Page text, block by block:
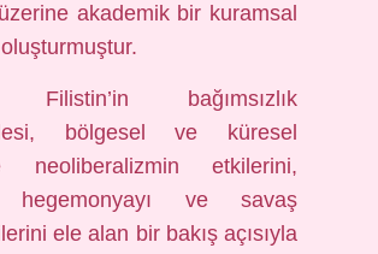
akademik bir kuramsal
Filistin’in bağımsızlık
bölgesel ve küresel
neoliberalizmin etkilerini,
hegemonyayı ve savaş
ele alan bir bakış açısıyla